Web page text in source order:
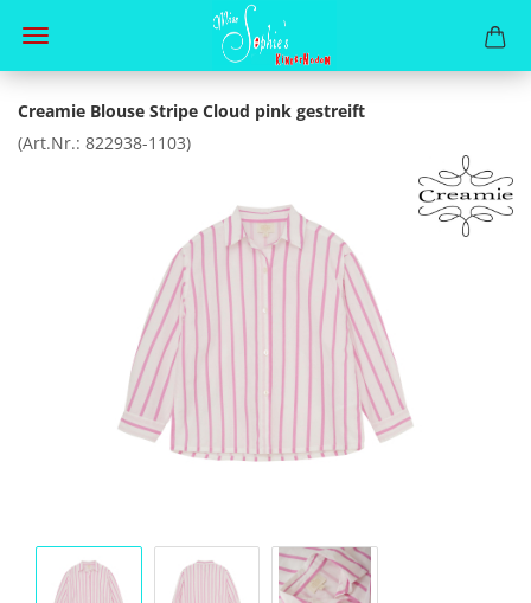
Creamie Blouse Stripe Cloud pink gestreift
(Art.Nr.: 822938-1103)